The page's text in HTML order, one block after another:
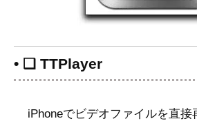
• ❑ TTPlayer
iPhoneでビデオファイルを直接